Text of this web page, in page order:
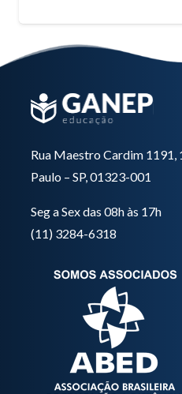
Rua Maestro Cardim 1191,
Paulo – SP, 01323-001
Seg a Sex das 08h às 17h
(11) 3284-6318